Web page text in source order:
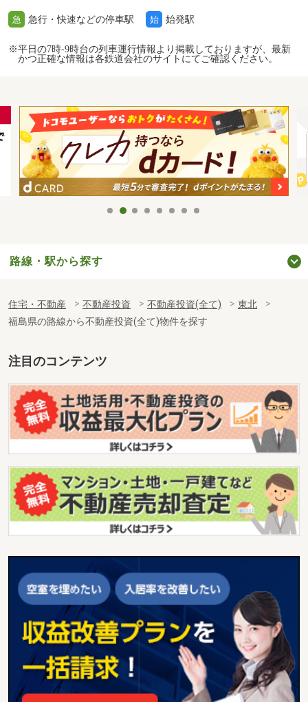
急 急行・快速などの停車駅 始 始発駅
※平日の7時-9時台の列車運行情報より掲載しておりますが、最新
かつ正確な情報は各鉄道会社のサイトにてご確認ください。
路線・駅から探す
住宅・不動産 不動産投資 不動産投資(全て)
東北
福島県の路線から不動産投資(全て)物件を探す
注目のコンテンツ